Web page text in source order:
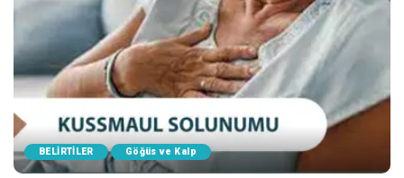
BELİRTİLER Göğüs ve Kalp